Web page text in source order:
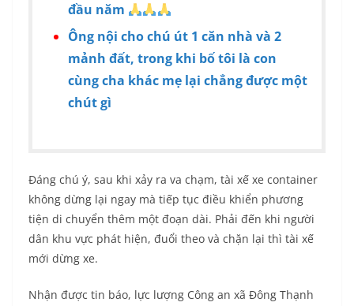
đầu năm
Ông nội cho chú út 1 căn nhà và 2
mảnh đất, trong khi bố tôi là con
cùng cha khác mẹ lại chẳng được một
chút gì
Đáng chú ý, sau khi xảy ra va chạm, tài xế xe container
không dừng lại ngay mà tiếp tục điều khiển phương
tiện di chuyển thêm một đoạn dài. Phải đến khi người
dân khu vực phát hiện, đuổi theo và chặn lại thì tài xế
mới dừng xe.
Nhận được tin báo, lực lượng Công an xã Đông Thạnh